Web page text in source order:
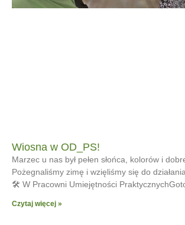
Wiosna w OD_PS!
Marzec u nas był pełen słońca, kolorów i
Pożegnaliśmy zimę i wzięliśmy się do
🛠 W Pracowni Umiejętności
Czytaj więcej »